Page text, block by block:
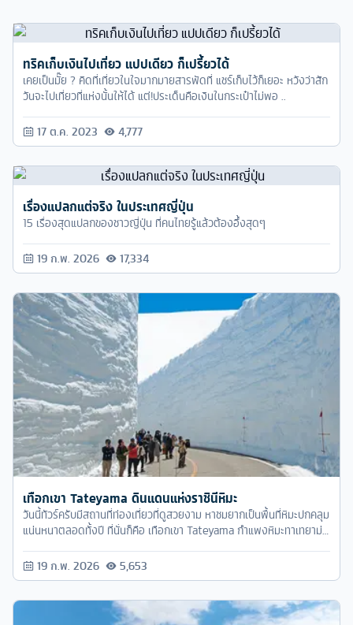
ทริคเก็บเงินไปเที่ยว แปปเดียว ก็เปรี้ยวได้
เคยเป็นมั๊ย ? คิดที่เที่ยวในใจมากมายสารพัดที่ แชร์เก็บไว้ก็เยอะ หวังว่าสัก
วันจะไปเที่ยวที่แห่งนั้นให้ได้ แต่!ประเด็นคือเงินในกระเป๋าไม่พอ ..
17 ต.ค. 2023 4,777
เรื่องแปลกแต่จริง ในประเทศญี่ปุ่น
15 เรื่องสุดแปลกของชาวญี่ปุ่น ที่คนไทยรู้แล้วต้องอึ้งสุดๆ
19 ก.พ. 2026 17,334
เทือกเขา Tateyama ดินแดนแห่งราชินีหิมะ
วันนี้ทัวร์ครับมีสถานที่ท่องเที่ยวที่ดูสวยงาม หาชมยากเป็นพื้นที่หิมะปกคลุม
แน่นหนาตลอดทั้งปี ที่นั่นก็คือ เทือกเขา Tateyama กำแพงหิมะทาเทยาม่า
19 ก.พ. 2026 5,653